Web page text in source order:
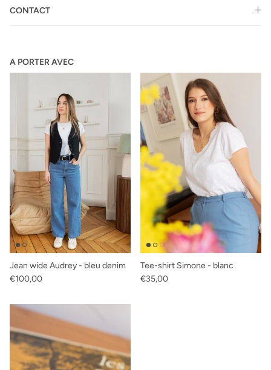
CONTACT
A PORTER AVEC
Jean wide Audrey - bleu denim
Prix habituel
€100,00
Tee-shirt Simone - blanc
Prix habituel
€35,00